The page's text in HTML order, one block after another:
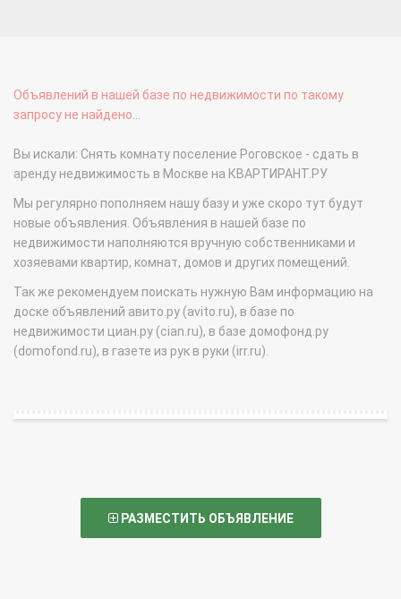
Объявлений в нашей базе по недвижимости по такому
запросу не найдено...
Вы искали: Снять комнату поселение Роговское - сдать в
аренду недвижимость в Москве на КВАРТИРАНТ.РУ
Мы регулярно пополняем нашу базу и уже скоро тут будут
новые объявления. Объявления в нашей базе по
недвижимости наполняются вручную собственниками и
хозяевами квартир, комнат, домов и других помещений.
Так же рекомендуем поискать нужную Вам информацию на
доске объявлений авито.ру (avito.ru), в базе по
недвижимости циан.ру (cian.ru), в базе домофонд.ру
(domofond.ru), в газете из рук в руки (irr.ru).
РАЗМЕСТИТЬ ОБЪЯВЛЕНИЕ